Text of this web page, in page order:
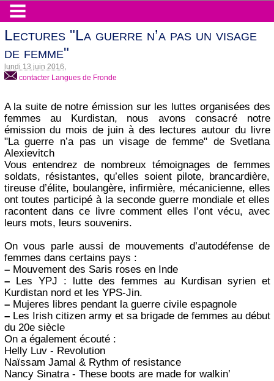
Lectures "La guerre n’a pas un visage
de femme"
lundi 13 juin 2016
contacter Langues de Fronde
A la suite de notre émission sur les luttes organisées des
femmes au Kurdistan, nous avons consacré notre
émission du mois de juin à des lectures autour du livre
"La guerre n’a pas un visage de femme" de Svetlana
Alexievitch
Vous entendrez de nombreux témoignages de femmes
soldats, résistantes, qu’elles soient pilote, brancardière,
tireuse d’élite, boulangère, infirmière, mécanicienne, elles
ont toutes participé à la seconde guerre mondiale et elles
racontent dans ce livre comment elles l’ont vécu, avec
leurs mots, leurs souvenirs.
On vous parle aussi de mouvements d’autodéfense de
femmes dans certains pays :
–Mouvement des Saris roses en Inde
–Les YPJ : lutte des femmes au Kurdisan syrien et
Kurdistan nord et les YPS-Jin.
–Mujeres libres pendant la guerre civile espagnole
–Les Irish citizen army et sa brigade de femmes au début
du 20e siècle
On a également écouté :
Helly Luv - Revolution
Naïssam Jamal & Rythm of resistance
Nancy Sinatra - These boots are made for walkin’